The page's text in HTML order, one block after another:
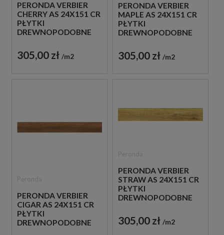
PERONDA VERBIER
CHERRY AS 24X151 CR
PŁYTKI
DREWNOPODOBNE
305,00 zł m2
PERONDA VERBIER
MAPLE AS 24X151 CR
PŁYTKI
DREWNOPODOBNE
305,00 zł m2
PERONDA VERBIER
CIGAR AS 24X151 CR
PŁYTKI
DREWNOPODOBNE
PERONDA VERBIER
STRAW AS 24X151 CR
PŁYTKI
DREWNOPODOBNE
305,00 zł m2